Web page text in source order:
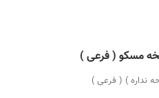
مسکو ( فرعی )
نداره ) ( فرعی )